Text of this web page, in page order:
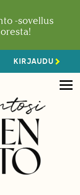
-sovellus
KIRJAUDU